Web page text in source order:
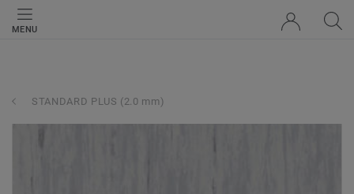
MENU
STANDARD PLUS (2.0 mm)